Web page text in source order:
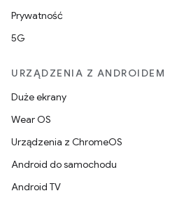
Prywatność
5G
URZĄDZENIA Z ANDROIDEM
Duże ekrany
Wear OS
Urządzenia z ChromeOS
Android do samochodu
Android TV